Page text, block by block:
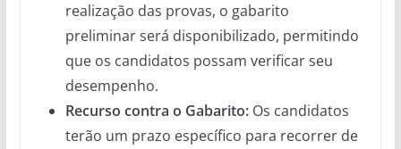
realização das provas, o gabarito
preliminar será disponibilizado, permitindo
que os candidatos possam verificar seu
desempenho.
Recurso contra o Gabarito:Os candidatos
terão um prazo específico para recorrer de